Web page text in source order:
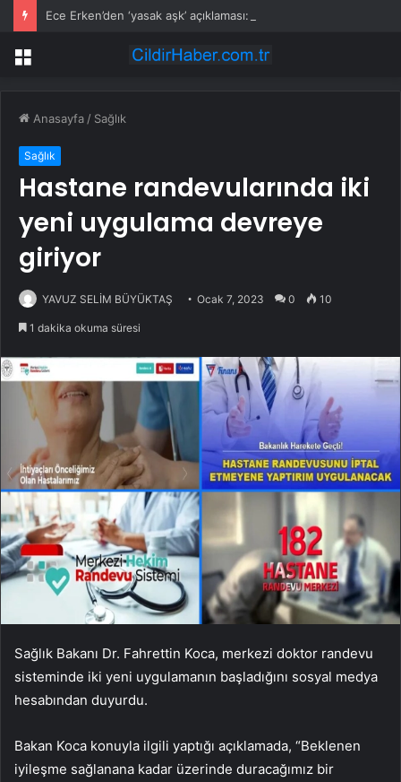
Menü
Anasayfa / Sağlık
Sağlık
Hastane randevularında iki
yeni uygulama devreye
giriyor
YAVUZ SELİM BÜYÜKTAŞ Ocak 7, 2023 0 10
1 dakika okuma süresi
Sağlık Bakanı Dr. Fahrettin Koca, merkezi doktor randevu
sisteminde iki yeni uygulamanın başladığını sosyal medya
hesabından duyurdu.
Bakan Koca konuyla ilgili yaptığı açıklamada, “Beklenen
iyileşme sağlanana kadar üzerinde duracağımız bir